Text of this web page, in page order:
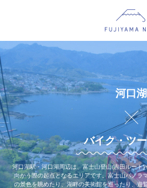
河口湖
バイク・ツ
河口湖駅・河口湖周辺は、富士山登山(吉田ルート
向かう際の起点となるエリアです。富士山パノラ
の景色を眺めたり、湖畔の美術館を巡ったり、遊